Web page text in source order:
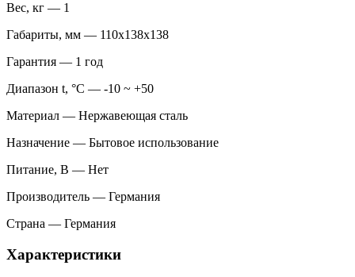
Вес, кг — 1
Габариты, мм — 110x138x138
Гарантия — 1 год
Диапазон t, °С — -10 ~ +50
Материал — Нержавеющая сталь
Назначение — Бытовое использование
Питание, В — Нет
Производитель — Германия
Страна — Германия
Характеристики